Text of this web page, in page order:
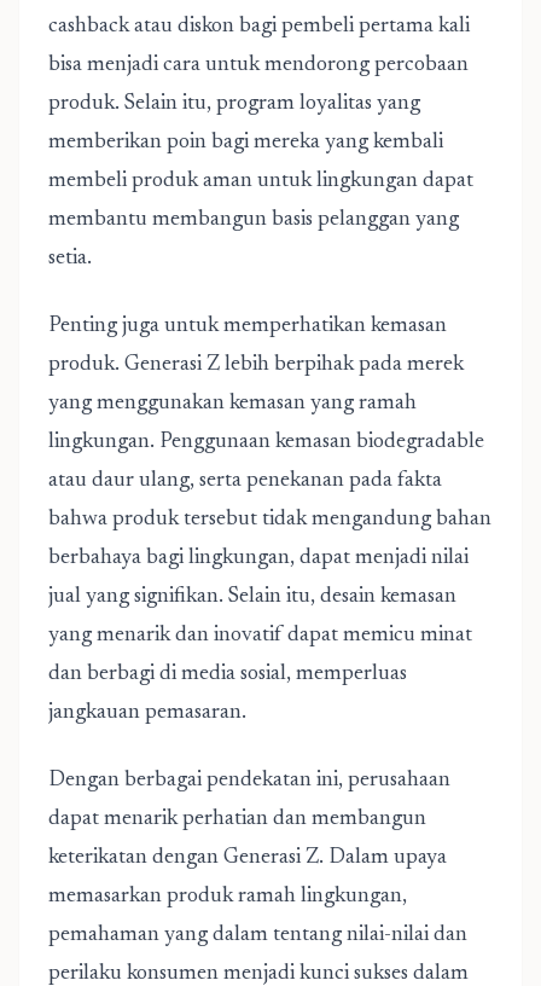
cashback atau diskon bagi pembeli pertama kali
bisa menjadi cara untuk mendorong percobaan
produk. Selain itu, program loyalitas yang
memberikan poin bagi mereka yang kembali
membeli produk aman untuk lingkungan dapat
membantu membangun basis pelanggan yang
setia.
Penting juga untuk memperhatikan kemasan
produk. Generasi Z lebih berpihak pada merek
yang menggunakan kemasan yang ramah
lingkungan. Penggunaan kemasan biodegradable
atau daur ulang, serta penekanan pada fakta
bahwa produk tersebut tidak mengandung bahan
berbahaya bagi lingkungan, dapat menjadi nilai
jual yang signifikan. Selain itu, desain kemasan
yang menarik dan inovatif dapat memicu minat
dan berbagi di media sosial, memperluas
jangkauan pemasaran.
Dengan berbagai pendekatan ini, perusahaan
dapat menarik perhatian dan membangun
keterikatan dengan Generasi Z. Dalam upaya
memasarkan produk ramah lingkungan,
pemahaman yang dalam tentang nilai-nilai dan
perilaku konsumen menjadi kunci sukses dalam